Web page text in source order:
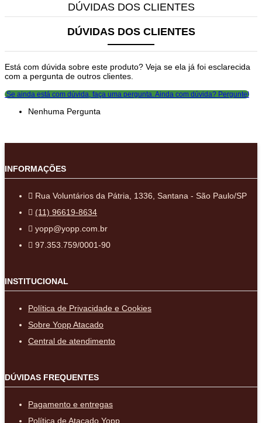
DÚVIDAS DOS CLIENTES
DÚVIDAS DOS CLIENTES
Está com dúvida sobre este produto? Veja se ela já foi esclarecida
com a pergunta de outros clientes.
Se ainda está com dúvida, faça uma pergunta. Ainda com dúvida? Pergunte!
Nenhuma Pergunta
INFORMAÇÕES
Rua Voluntários da Pátria, 1336, Santana - São Paulo/SP
(11) 96619-8634
yopp@yopp.com.br
97.353.759/0001-90
INSTITUCIONAL
Política de Privacidade e Cookies
Sobre Yopp Atacado
Central de atendimento
DÚVIDAS FREQUENTES
Pagamento e entregas
Política de Atacado Yopp